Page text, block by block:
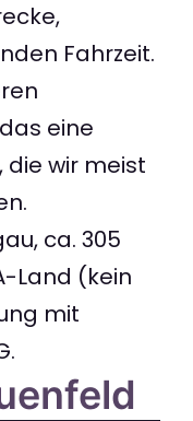
Fahrzeit.
eine
wir meist
ca. 305
Land (kein
mit